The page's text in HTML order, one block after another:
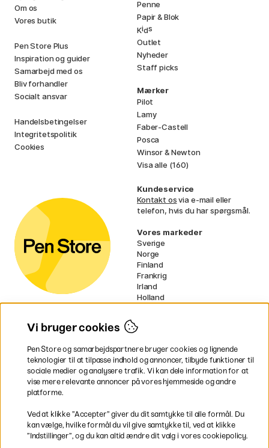
Om os
Vores butik
Pen Store Plus
Inspiration og guider
Samarbejd med os
Bliv forhandler
Socialt ansvar
Handelsbetingelser
Integritetspolitik
Cookies
Penne
Papir & Blok
Kids
Outlet
Nyheder
Staff picks
Mærker
Pilot
Lamy
Faber-Castell
Posca
Winsor & Newton
Visa alle (160)
Kundeservice
Kontakt osvia e-mail eller
telefon, hvis du har spørgsmål.
Vores markeder
Sverige
Norge
Finland
Frankrig
Irland
Holland
EU
* Specifikkefragtvilkår gælder for
voluminøse varer.
Vi bruger cookies
Pen Store og samarbejdspartnere bruger cookies og lignende
teknologier til at tilpasse indhold og annoncer, tilbyde funktioner til
sociale medier og analysere trafik. Vi kan dele information for at
vise mere relevante annoncer på vores hjemmeside og andre
platforme.
Ved at klikke ”Accepter” giver du dit samtykke til alle formål. Du
kan vælge, hvilke formål du vil give samtykke til, ved at klikke
”Indstillinger”, og du kan altid ændre dit valg i vores cookiepolicy.